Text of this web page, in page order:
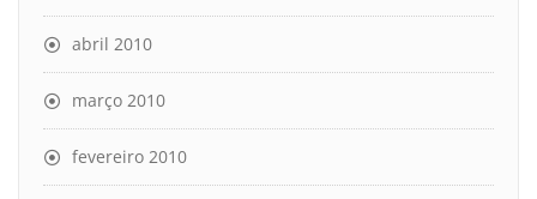
abril 2010
março 2010
fevereiro 2010